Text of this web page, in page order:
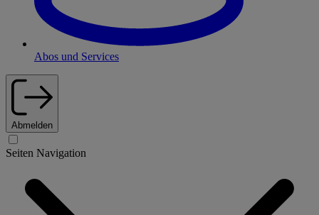
Abos und Services
Abmelden
Seiten Navigation